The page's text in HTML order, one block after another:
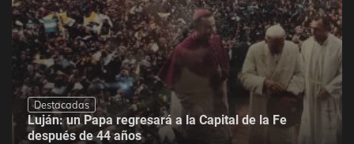
Destacadas
Luján: un Papa regresará a la Capital de la Fe
después de 44 años